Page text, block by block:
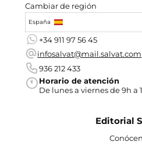
Cambiar de región
España
+34 911 97 56 45
infosalvat@mail.salvat.com
936 212 433
Horario de atención
De lunes a viernes de 9h a
Editorial